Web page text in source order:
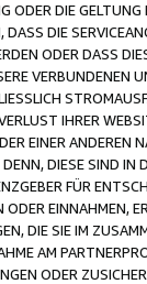
ODER DIE
DIE
ODER DASS
VERBUNDENEN
IHRER
EINER ANDEREN
DIESE SIND IN
FÜR
EINNAHMEN,
DIE SIE IM
AM
ODER